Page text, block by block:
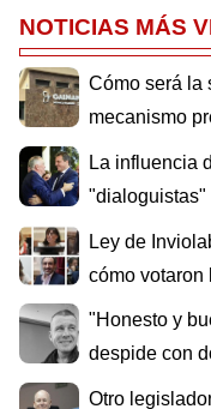
NOTICIAS MÁS
Cómo será la
mecanismo
La influencia
"dialoguistas"
Ley de
cómo votaron
"Honesto y
despide con
Otro